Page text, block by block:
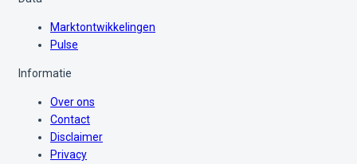
Marktontwikkelingen
Pulse
Informatie
Over ons
Contact
Disclaimer
Privacy